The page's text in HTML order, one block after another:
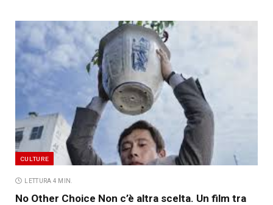
CULTURE
LETTURA 4 MIN.
No Other Choice Non c’è altra scelta. Un film tra